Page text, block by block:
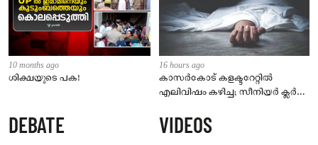
10 months ago
ശിക്ഷയുടെ പക!
16 hours ago
കാസർകോട് കളക്ടറേറ്റിൽ
എലിവിഷം കഴിച്ച; സീനിയർ ക്ലർക്ക്
DEBATE VIDEOS